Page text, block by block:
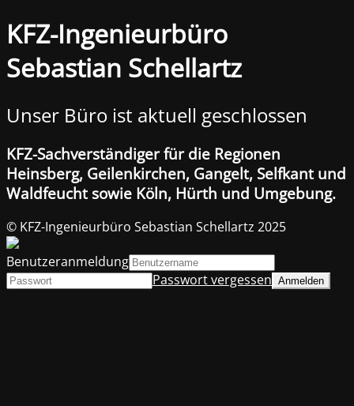
KFZ-Ingenieurbüro
Sebastian Schellartz
Unser Büro ist aktuell geschlossen
KFZ-Sachverständiger für die Regionen
Heinsberg, Geilenkirchen, Gangelt, Selfkant und
Waldfeucht sowie Köln, Hürth und Umgebung.
© KFZ-Ingenieurbüro Sebastian Schellartz 2025
Benutzeranmeldung
Passwort vergessen